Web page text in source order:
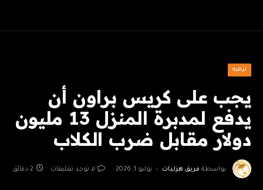
ترفيه
يجب على كريس براون أن
يدفع لمدبرة المنزل 13 مليون
دولار مقابل ضرب الكلاب
بواسطة فريق هزليات يوليو 1, 2026 لا توجد تعليقات 2 دقائق